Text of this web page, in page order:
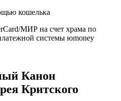
кошелька
МИР на счет храма по
системы юmoney
Канон
Критского